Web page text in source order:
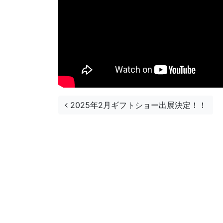
投稿ナビゲーション
2025年2月ギフトショー出展決定！！